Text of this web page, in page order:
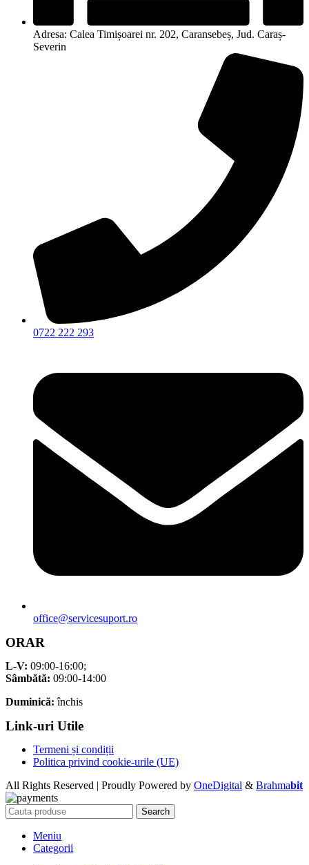
Adresa: Calea Timișoarei nr. 202, Caransebeș, Jud. Caraș-
Severin
0722 222 293
office@servicesuport.ro
ORAR
L-V: 09:00-16:00;
Sâmbătă: 09:00-14:00
Duminică: închis
Link-uri Utile
Termeni și condiții
Politica privind cookie-urile (UE)
All Rights Reserved | Proudly Powered by OneDigital & Brahmabit
Search
Meniu
Categorii